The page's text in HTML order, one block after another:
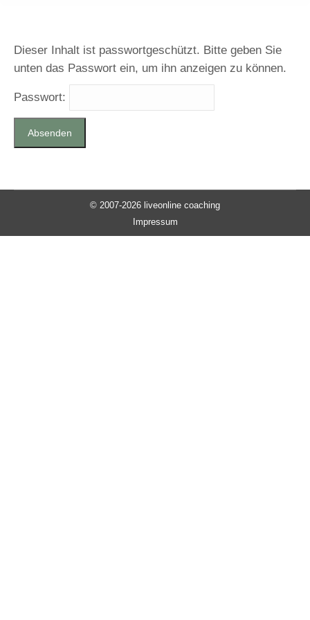
Dieser Inhalt ist passwortgeschützt. Bitte geben Sie
unten das Passwort ein, um ihn anzeigen zu können.
Passwort:
© 2007-2026 liveonline coaching
Impressum